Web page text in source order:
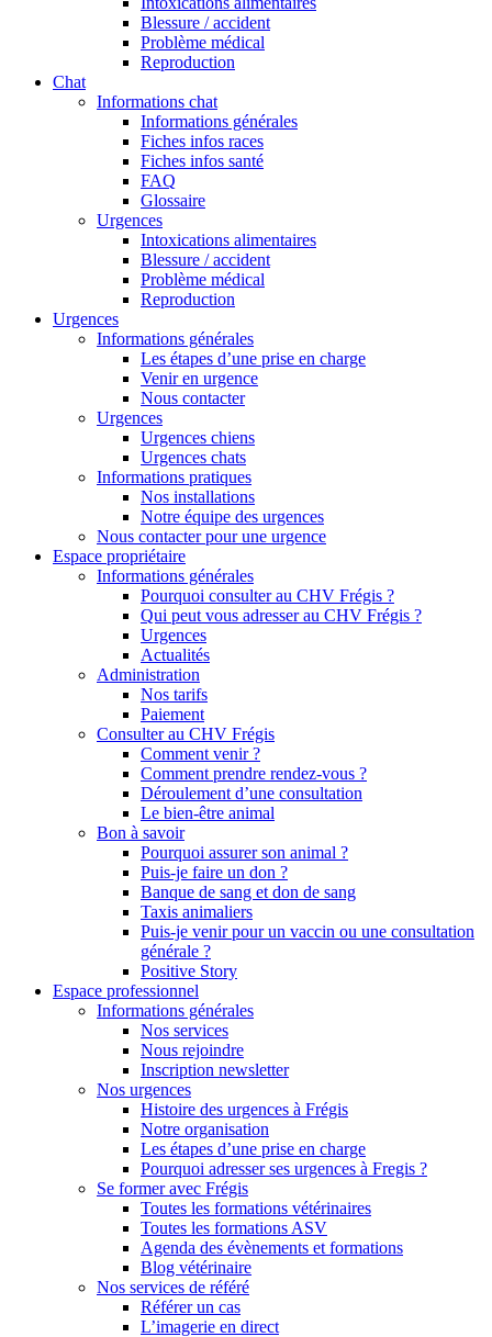
Blessure / accident
Problème médical
Reproduction
Chat
Informations chat
Informations générales
Fiches infos races
Fiches infos santé
FAQ
Glossaire
Urgences
Intoxications alimentaires
Blessure / accident
Problème médical
Reproduction
Urgences
Informations générales
Les étapes d’une prise en charge
Venir en urgence
Nous contacter
Urgences
Urgences chiens
Urgences chats
Informations pratiques
Nos installations
Notre équipe des urgences
Nous contacter pour une urgence
Espace propriétaire
Informations générales
Pourquoi consulter au CHV Frégis ?
Qui peut vous adresser au CHV Frégis ?
Urgences
Actualités
Administration
Nos tarifs
Paiement
Consulter au CHV Frégis
Comment venir ?
Comment prendre rendez-vous ?
Déroulement d’une consultation
Le bien-être animal
Bon à savoir
Pourquoi assurer son animal ?
Puis-je faire un don ?
Banque de sang et don de sang
Taxis animaliers
Puis-je venir pour un vaccin ou une consultation
générale ?
Positive Story
Espace professionnel
Informations générales
Nos services
Nous rejoindre
Inscription newsletter
Nos urgences
Histoire des urgences à Frégis
Notre organisation
Les étapes d’une prise en charge
Pourquoi adresser ses urgences à Fregis ?
Se former avec Frégis
Toutes les formations vétérinaires
Toutes les formations ASV
Agenda des évènements et formations
Blog vétérinaire
Nos services de référé
Référer un cas
L’imagerie en direct